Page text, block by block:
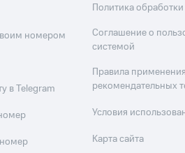
номером
в Telegram
Политика
Соглашение о
системой
Правила применения
рекомендательных
Условия
Карта сайта